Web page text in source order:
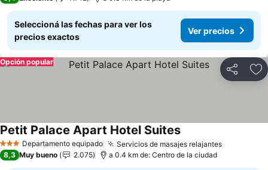
Seleccioná las fechas para ver los
precios exactos
Ver precios
Compartir
Opción popular
3 EstrellasDepartamento equipado Servicios de masajes relajantes
Petit Palace Apart Hotel Suites
8,3 Muy bueno 2.075 a 0.4 km de: Centro de la ciudad